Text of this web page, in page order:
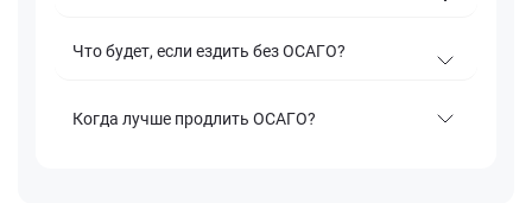
Что будет, если ездить без ОСАГО?
Когда лучше продлить ОСАГО?